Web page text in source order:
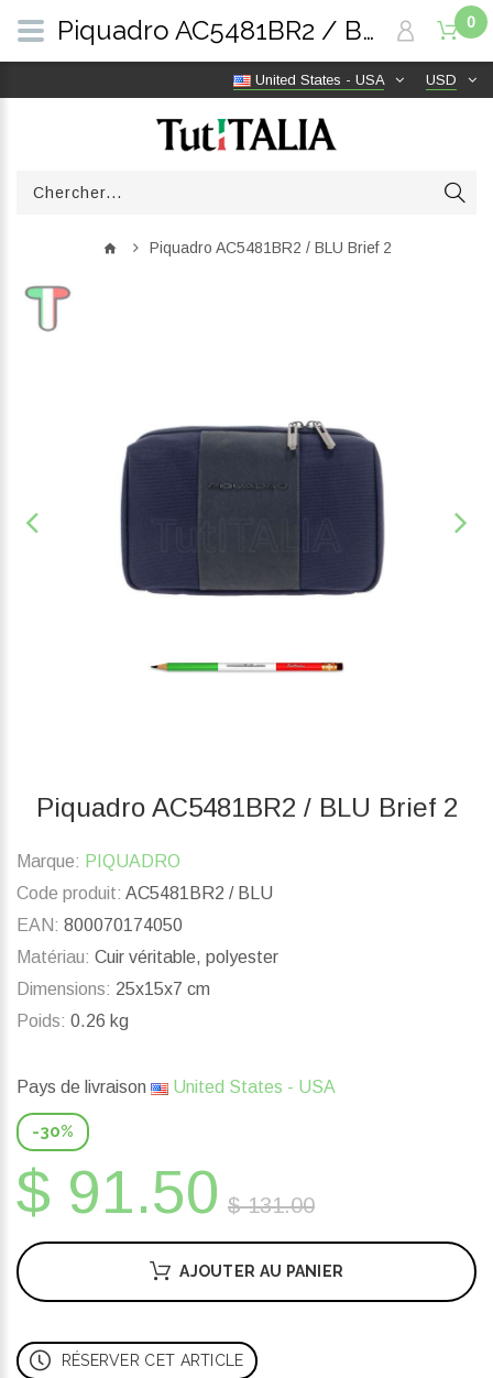
USD
United States - USA
0
Piquadro AC5481BR2 / BLU Brief 2
Piquadro AC5481BR2 / BLU Brief 2
Marque: PIQUADRO
Code produit: AC5481BR2 / BLU
EAN: 800070174050
Matériau: Cuir véritable, polyester
Dimensions: 25x15x7 cm
Poids: 0.26 kg
Pays de livraison United States - USA
-30%
$ 91.50 $ 131.00
AJOUTER AU PANIER
RÉSERVER CET ARTICLE
Piquadro AC5481BR2 / BLU Brief 2 | TutITALIA